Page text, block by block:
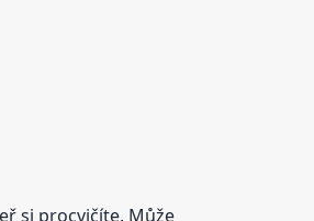
si procvičíte. Může